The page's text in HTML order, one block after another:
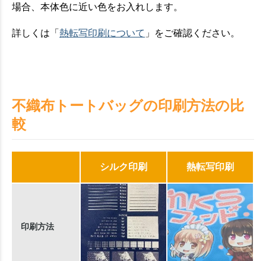
場合、本体色に近い色をお入れします。
詳しくは「 熱転写印刷について 」をご確認ください。
不織布トートバッグの印刷方法の比
較
シルク印刷 熱転写印刷
印刷方法